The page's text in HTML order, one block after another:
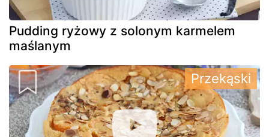
Pudding ryżowy z solonym karmelem
maślanym
Przekąski